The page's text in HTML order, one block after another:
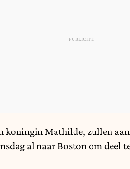
koningin Mathilde, zullen
al naar Boston om deel